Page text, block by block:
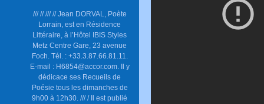
/// // /// // Jean DORVAL, Poète
Lorrain, est en Résidence
Littéraire, à l’Hôtel IBIS Styles
Metz Centre Gare, 23 avenue
Foch. Tél. : +33.3.87.66.81.11.
E-mail : H6854@accor.com. Il y
dédicace ses Recueils de
Poésie tous les dimanches de
9h00 à 12h30. /// / Il est publié